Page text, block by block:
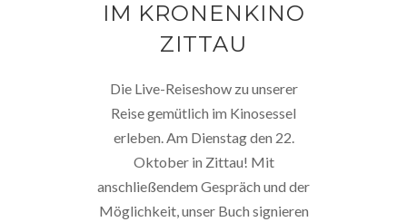
IM KRONENKINO
ZITTAU
Die Live-Reiseshow zu unserer
Reise gemütlich im Kinosessel
erleben. Am Dienstag den 22.
Oktober in Zittau! Mit
anschließendem Gespräch und der
Möglichkeit, unser Buch signieren